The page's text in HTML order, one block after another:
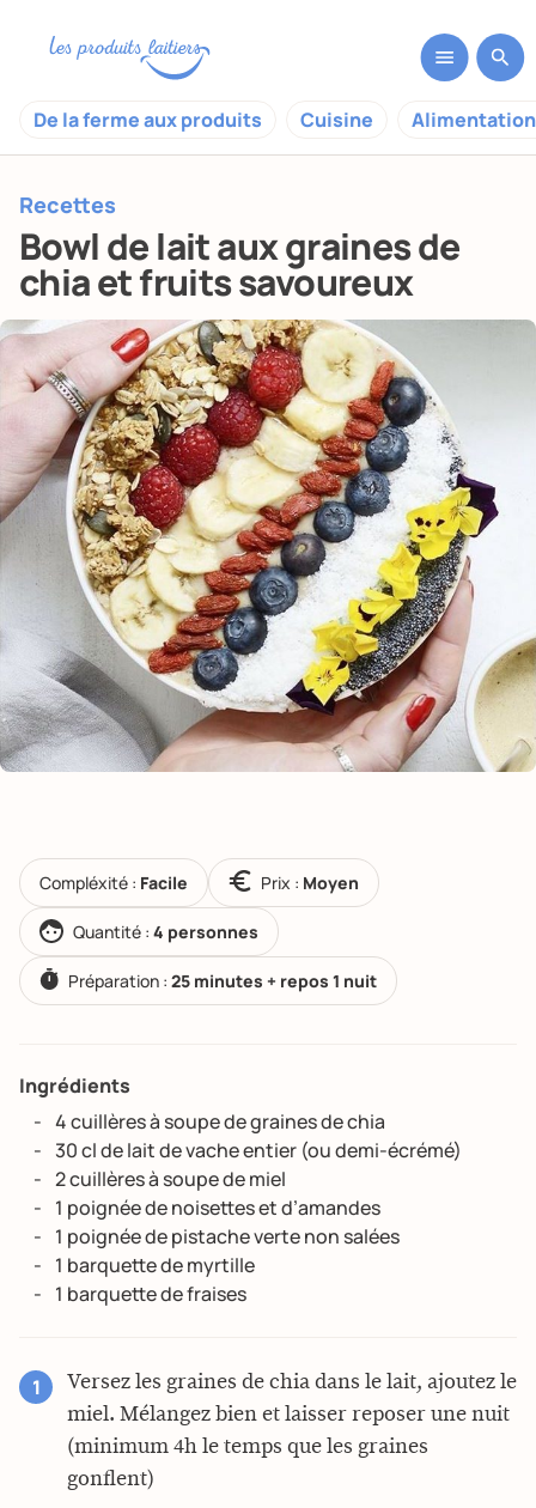
De la ferme aux produits Cuisine
Recettes
Bowl de lait aux graines de
chia et fruits savoureux
Compléxité : Facile Prix : Moyen
Quantité : 4 personnes
Préparation :25 minutes + repos 1 nuit
Ingrédients
4 cuillères à soupe de graines de chia
30 cl de lait de vache entier (ou demi-écrémé)
2 cuillères à soupe de miel
1 poignée de noisettes et d’amandes
1 poignée de pistache verte non salées
1 barquette de myrtille
1 barquette de fraises
Versez les graines de chia dans le lait, ajoutez le
miel. Mélangez bien et laisser reposer une nuit
(minimum 4h le temps que les graines
gonflent)